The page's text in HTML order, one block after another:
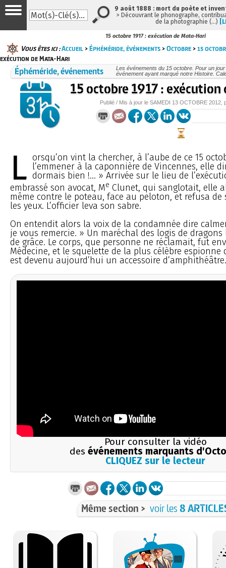
15 octobre 1917 : exécution de Mata-Hari
Vous êtes ici :Accueil >Éphéméride, événements >Octobre >15
exécution de Mata-Hari
Éphéméride, événements
Les événements du 15 octobre. Pour un
événement ayant marqué notre Histoire.
15 octobre 1917 :
Publié / Mis à jour le SAMEDI 13 OCTOBRE 2012
L orsqu’on vint la chercher, à l’aube de ce 15
l’emmener à la caponnière de Vincennes, elle
dormais bien !... » Arrivée sur le lieu de
embrassé son avocat, Me Clunet, qui sanglotait, elle
même contre le poteau, face au peloton, et refusa de
les yeux. L’officier leva son sabre.
On entendit alors la voix de la condamnée dire
je vous remercie. » Un maréchal des logis de
de grâce. Le corps, que personne ne réclamait, fut
Médecine, et le squelette de la plus célèbre espionne
est devenu aujourd’hui un accessoire d’amphithéâtre.
Pour consulter la vidéo
des événements marquants
CLIQUEZ sur le lecteur
Même section > voir les8
9 août 1888 : mort du poète et
> Découvrant le phonographe,
de la photographie (…)